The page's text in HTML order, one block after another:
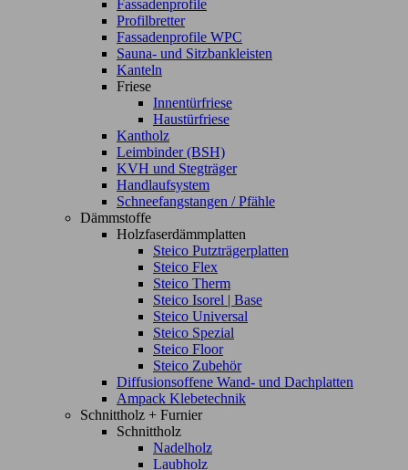
Fassadenprofile
Profilbretter
Fassadenprofile WPC
Sauna- und Sitzbankleisten
Kanteln
Friese
Innentürfriese
Haustürfriese
Kantholz
Leimbinder (BSH)
KVH und Stegträger
Handlaufsystem
Schneefangstangen / Pfähle
Dämmstoffe
Holzfaserdämmplatten
Steico Putzträgerplatten
Steico Flex
Steico Therm
Steico Isorel | Base
Steico Universal
Steico Spezial
Steico Floor
Steico Zubehör
Diffusionsoffene Wand- und Dachplatten
Ampack Klebetechnik
Schnittholz + Furnier
Schnittholz
Nadelholz
Laubholz